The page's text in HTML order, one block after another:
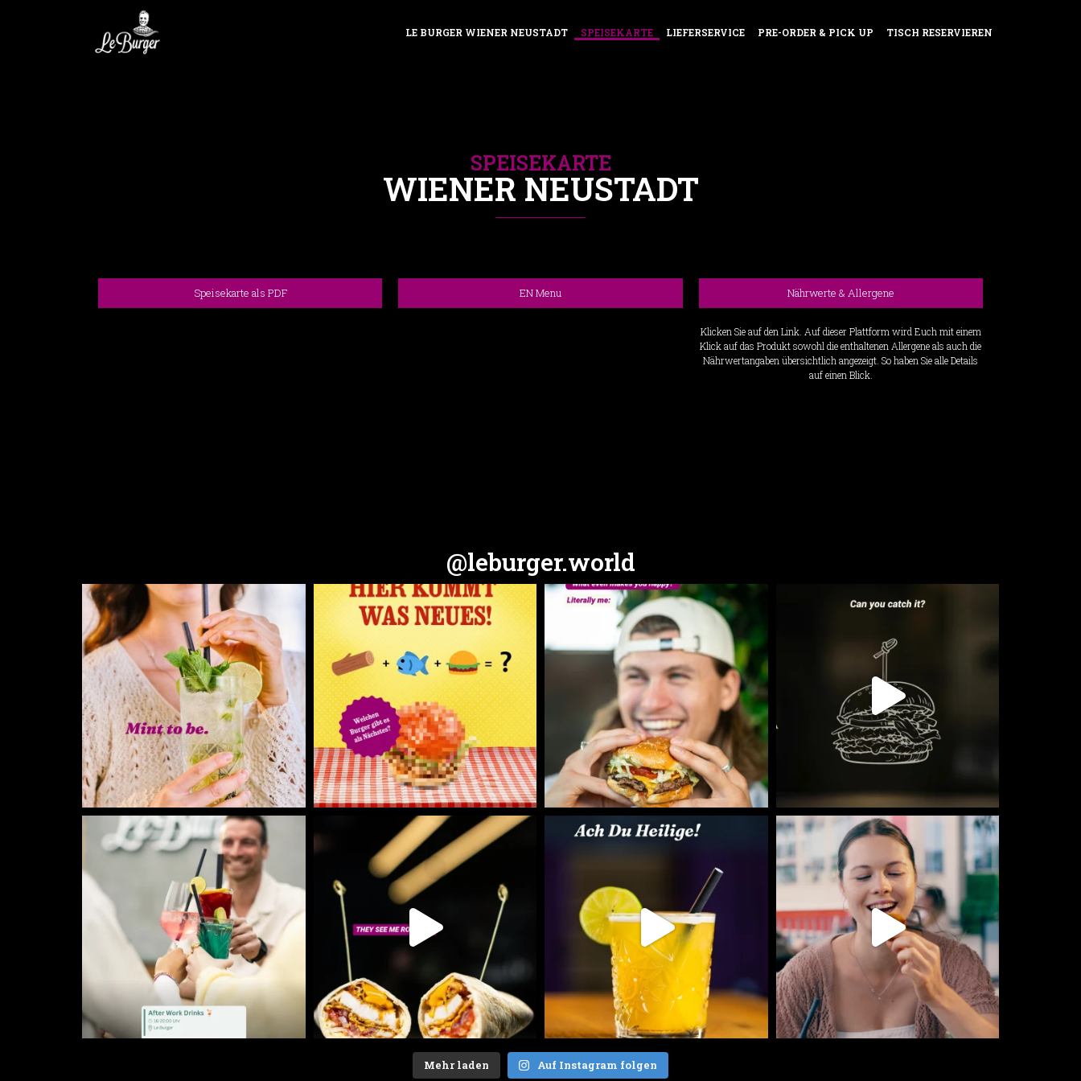
LE BURGER WIENER NEUSTADT SPEISEKARTE LIEFERSERVICE PRE-ORDER & PICK UP TISCH RESERVIEREN
SPEISEKARTE
WIENER NEUSTADT
Speisekarte als PDF EN Menu Nährwerte & Allergene
Klicken Sie auf den Link. Auf dieser Plattform wird Euch mit einem
Klick auf das Produkt sowohl die enthaltenen Allergene als auch die
Nährwertangaben übersichtlich angezeigt. So haben Sie alle Details
auf einen Blick.
@leburger.world
Mehr laden Auf Instagram folgen